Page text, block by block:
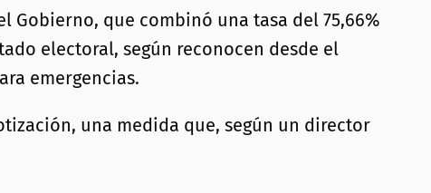
Gobierno, que combinó una tasa del 75,66%
electoral, según reconocen desde el
emergencias.
una medida que, según un director